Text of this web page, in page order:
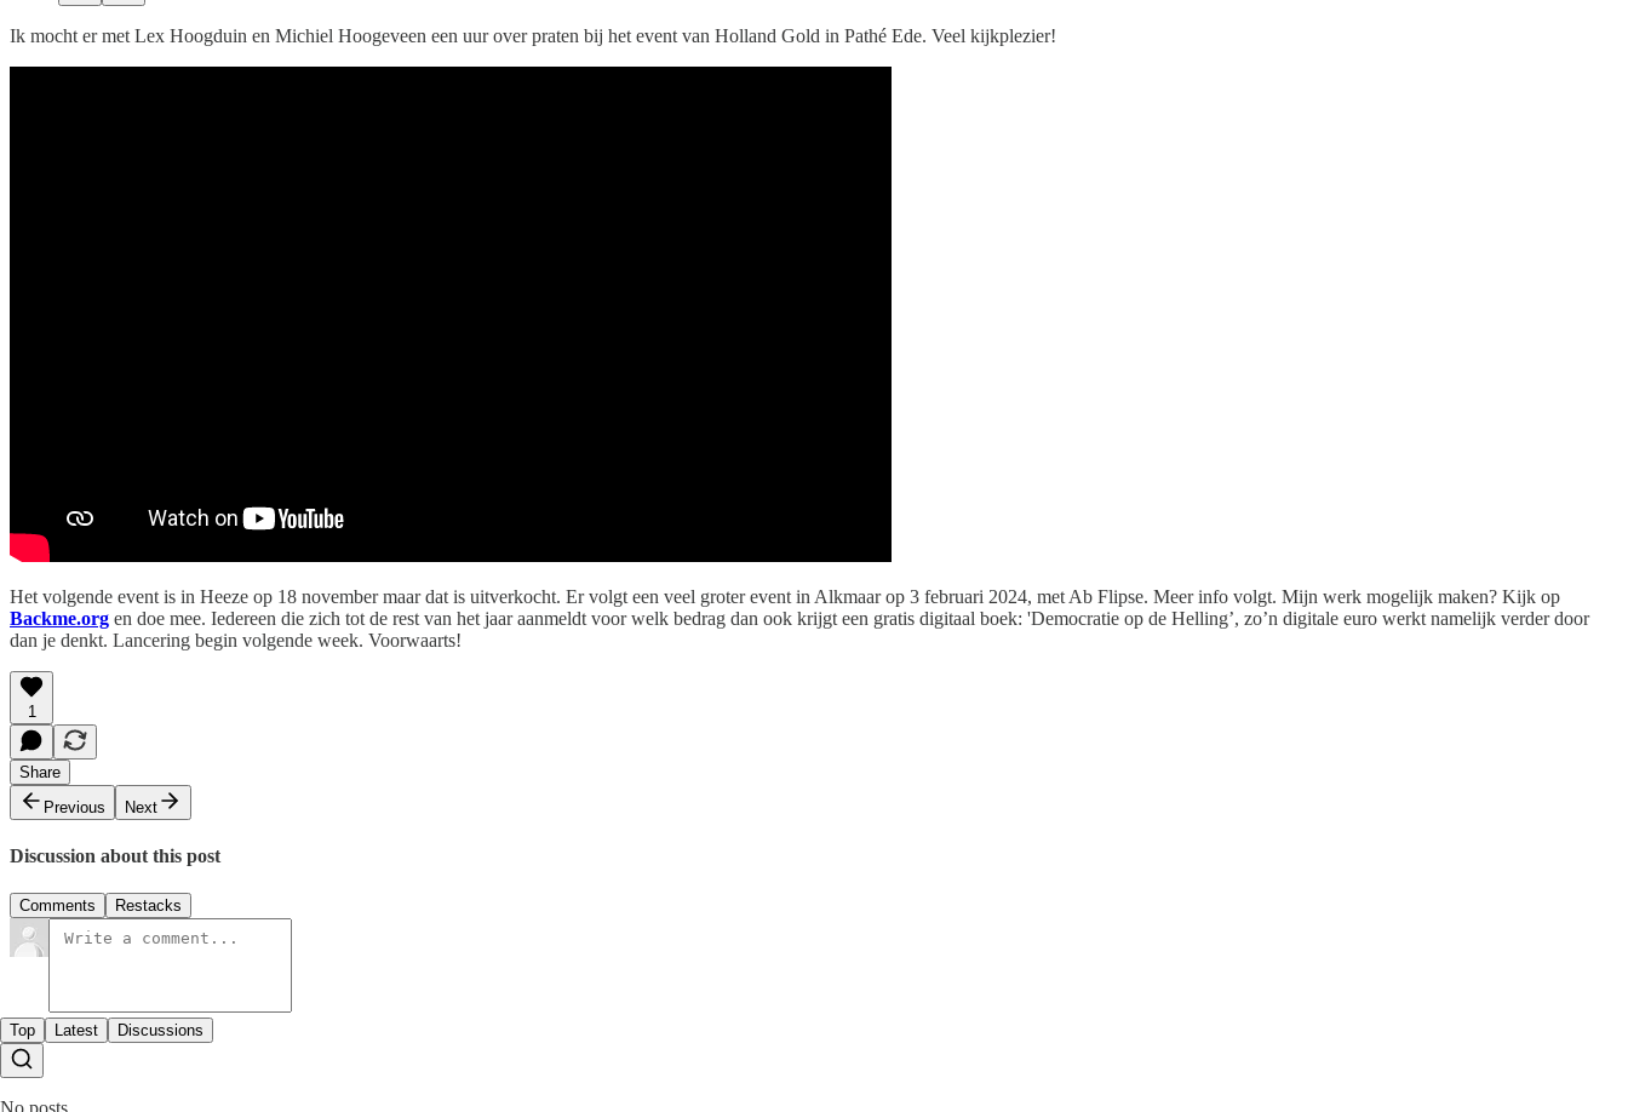
Ik mocht er met Lex Hoogduin en Michiel Hoogeveen een uur over praten bij het event van Holland Gold in Pathé Ede. Veel kijkplezier!
Het volgende event is in Heeze op 18 november maar dat is uitverkocht. Er volgt een veel groter event in Alkmaar op 3 februari 2024, met Ab Flipse. Meer info volgt. Mijn werk mogelijk maken? Kijk op
Backme.org en doe mee. Iedereen die zich tot de rest van het jaar aanmeldt voor welk bedrag dan ook krijgt een gratis digitaal boek: 'Democratie op de Helling’, zo’n digitale euro werkt namelijk verder door
dan je denkt. Lancering begin volgende week. Voorwaarts!
1
Share
Previous
Next
Discussion about this post
Comments Restacks
Top Latest Discussions